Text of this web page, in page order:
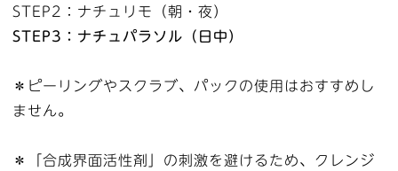
STEP2：ナチュリモ（朝・夜）
STEP3：ナチュパラソル（日中）
＊ピーリングやスクラブ、パックの使用はおすすめし
ません。
＊「合成界面活性剤」の刺激を避けるため、クレンジ